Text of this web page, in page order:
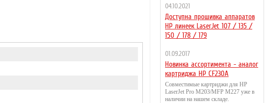
04.10.2021
Доступна прошивка аппаратов
HP линеек LaserJet 107 / 135 /
150 / 178 / 179
01.09.2017
Новинка ассортимента - аналог
картриджа HP CF230A
Совместимые картриджи для HP
LaserJet Pro M203/MFP M227 уже в
наличии на нашем складе.